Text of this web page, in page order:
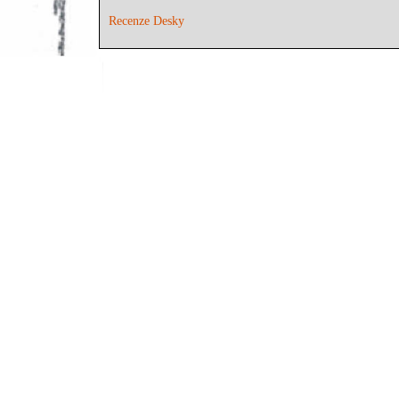
Recenze Desky